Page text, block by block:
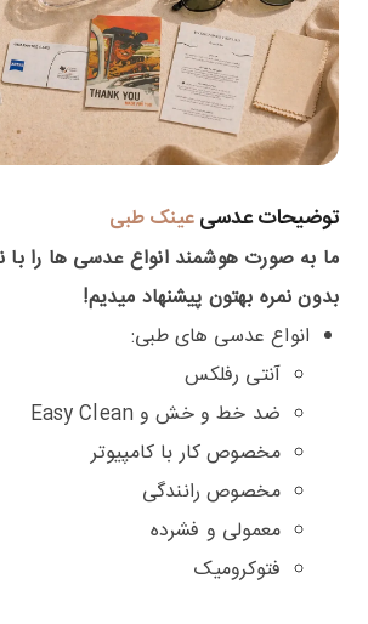
توضیحات عدسی عینک طبی
ما به صورت هوشمند انواع عدسی ها را
بدون نمره بهتون پیشنهاد میدیم!
انواع عدسی های طبی:
آنتی رفلکس
ضد خط و خش و Easy Clean
مخصوص کار با کامپیوتر
مخصوص رانندگی
معمولی و فشرده
فتوکرومیک